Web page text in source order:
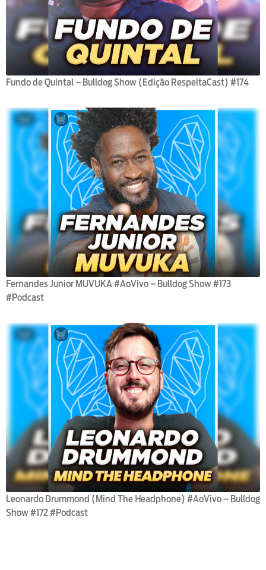
Fundo de Quintal – Bulldog Show (Edição RespeitaCast) #174
Fernandes Junior MUVUKA #AoVivo – Bulldog Show #173
#Podcast
Leonardo Drummond (Mind The Headphone) #AoVivo – Bulldog
Show #172 #Podcast